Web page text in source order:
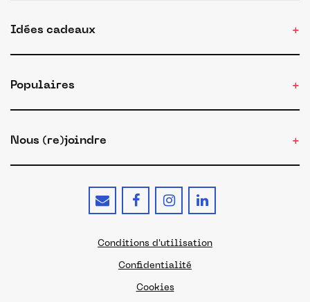
Idées cadeaux
Populaires
Nous (re)joindre
Conditions d'utilisation
Confidentialité
Cookies